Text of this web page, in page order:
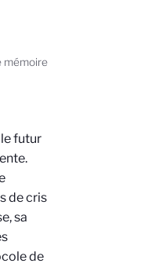
mémoire
futur
de cris
sa
de